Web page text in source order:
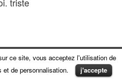
triste
à 17 h 38 min
ce site, vous acceptez l'utilisation de
de personnalisation.
j'accepte